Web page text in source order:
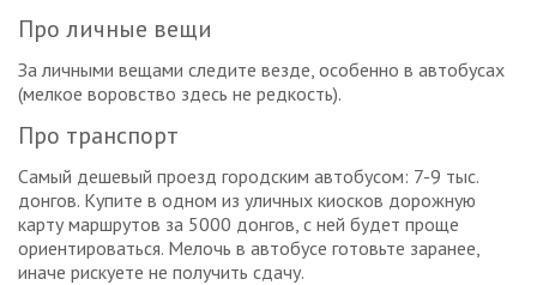
Про личные вещи
За личными вещами следите везде, особенно в автобусах
(мелкое воровство здесь не редкость).
Про транспорт
Самый дешевый проезд городским автобусом: 7-9 тыс.
донгов. Купите в одном из уличных киосков дорожную
карту маршрутов за 5000 донгов, с ней будет проще
ориентироваться. Мелочь в автобусе готовьте заранее,
иначе рискуете не получить сдачу.